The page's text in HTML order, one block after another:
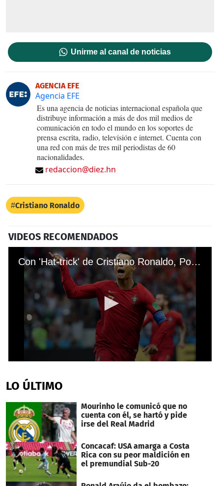
Unirme al canal de noticias
AGENCIA EFE
Agencia EFE
Es una agencia de noticias internacional española que
distribuye información a más de dos mil medios de
comunicación en todo el mundo en los soportes de
prensa escrita, radio, televisión e internet. Cuenta con
una red con más de tres mil periodistas de 60
nacionalidades.
redaccion@diez.hn
Cristiano Ronaldo
VIDEOS RECOMENDADOS
Con 'Hat-trick' de Cristiano Ronaldo, Portugal empató ante España en el Mundial
of
36
LO ÚLTIMO
Mourinho le comunicó que no
cuenta con él, se hartó y pide
irse del Real Madrid
Concacaf: USA amarga a Costa
Rica con su peor maldición en
el premundial Sub-20